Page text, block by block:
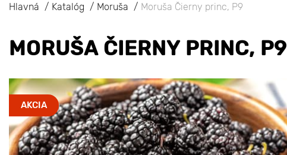
Hlavná Katalóg Moruša Moruša Čierny princ, P9
MORUŠA ČIERNY PRINC, P9
AKCIA